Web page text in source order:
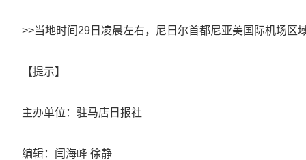
>>当地时间29日凌晨左右，尼日尔首都尼亚美国际机场区
【提示】
主办单位：驻马店日报社
编辑：闫海峰 徐静